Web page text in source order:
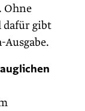
Ohne
dafür gibt